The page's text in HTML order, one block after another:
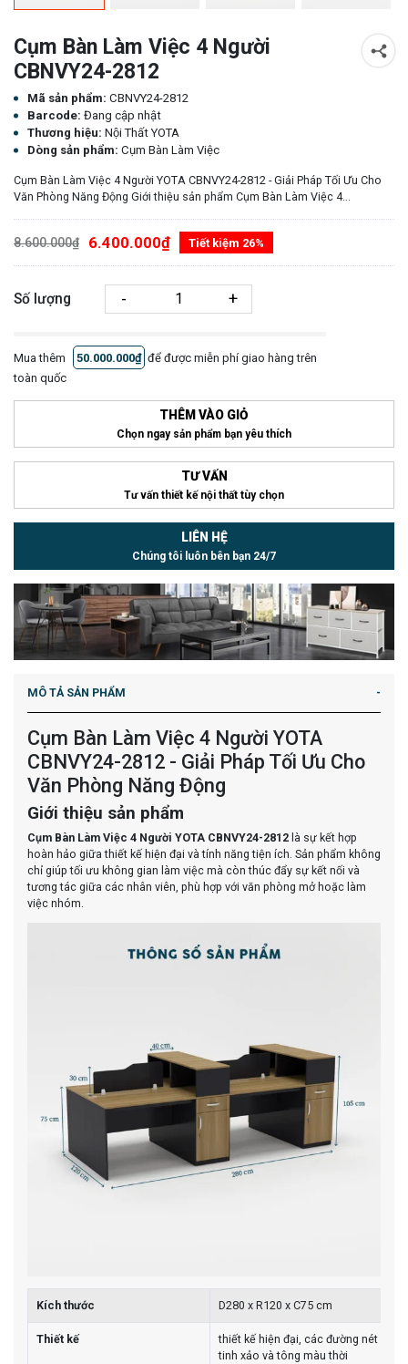
Cụm Bàn Làm Việc 4 Người
CBNVY24-2812
Mã sản phẩm: CBNVY24-2812
Barcode: Đang cập nhật
Thương hiệu: Nội Thất YOTA
Dòng sản phẩm: Cụm Bàn Làm Việc
Cụm Bàn Làm Việc 4 Người YOTA CBNVY24-2812 - Giải Pháp Tối Ưu Cho
Văn Phòng Năng Động Giới thiệu sản phẩm Cụm Bàn Làm Việc 4...
8.600.000₫ 6.400.000₫ Tiết kiệm 26%
Số lượng - +
Mua thêm 50.000.000₫ để được miễn phí giao hàng trên
toàn quốc
THÊM VÀO GIỎ
Chọn ngay sản phẩm bạn yêu thích
TƯ VẤN
Tư vấn thiết kế nội thất tùy chọn
LIÊN HỆ
Chúng tôi luôn bên bạn 24/7
MÔ TẢ SẢN PHẨM
Cụm Bàn Làm Việc 4 Người YOTA
CBNVY24-2812 - Giải Pháp Tối Ưu Cho
Văn Phòng Năng Động
Giới thiệu sản phẩm
Cụm Bàn Làm Việc 4 Người YOTA CBNVY24-2812 là sự kết hợp
hoàn hảo giữa thiết kế hiện đại và tính năng tiện ích. Sản phẩm không
chỉ giúp tối ưu không gian làm việc mà còn thúc đẩy sự kết nối và
tương tác giữa các nhân viên, phù hợp với văn phòng mở hoặc làm
việc nhóm.
Kích thước D280 x R120 x C75 cm
Thiết kế
thiết kế hiện đại, các đường nét
tinh xảo và tông màu thời